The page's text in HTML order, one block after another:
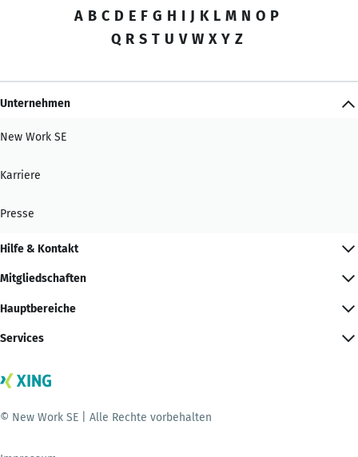
A B C D E F G H I J K L M N O P
Q R S T U V W X Y Z
Unternehmen
New Work SE
Karriere
Presse
Hilfe & Kontakt
Mitgliedschaften
Hauptbereiche
Services
© New Work SE | Alle Rechte vorbehalten